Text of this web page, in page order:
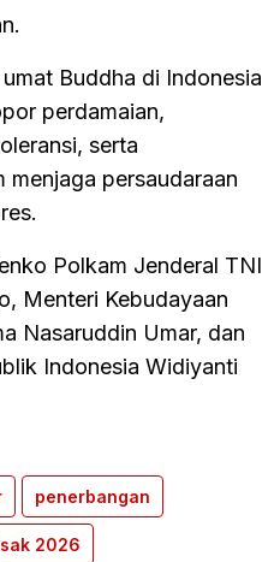
Buddha di Indonesia
perdamaian,
serta
persaudaraan
Polkam Jenderal TNI
Menteri Kebudayaan
Nasaruddin Umar, dan
Indonesia Widiyanti
penerbangan
2026